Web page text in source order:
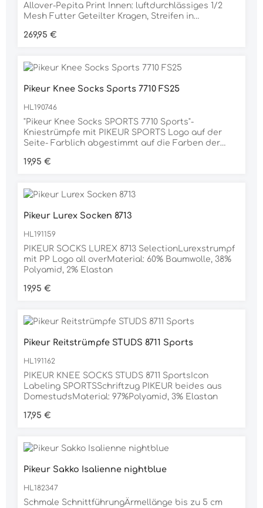
Allover-Pepita Print Innen: luftdurchlässiges 1/2
Mesh Futter Geteilter Kragen, Streifen in
Piping in Velourslederoptik Unter den Schlitzen:
Ärmel Tonig-mattes Ärmellogo Material 74%
Regulärer Preis:
269,95 €
Pikeur Knee Socks Sports 7710 FS25
HL190746
"Pikeur Knee Socks SPORTS 7710 Sports"-
Kniestrümpfe mit PIKEUR SPORTS Logo auf der
Seite- Farblich abgestimmt auf die Farben der
KollektionZusammensetzung: 98% Polyamid, 2%
Regulärer Preis:
19,95 €
Pikeur Lurex Socken 8713
HL191159
PIKEUR SOCKS LUREX 8713 SelectionLurexstrumpf
mit PP Logo all overMaterial: 60% Baumwolle, 38%
Polyamid, 2% Elastan
Regulärer Preis:
19,95 €
Pikeur Reitstrümpfe STUDS 8711 Sports
HL191162
PIKEUR KNEE SOCKS STUDS 8711 SportsIcon
Labeling SPORTSSchriftzug PIKEUR beides aus
DomestudsMaterial: 97%Polyamid, 3% Elastan
Regulärer Preis:
17,95 €
Pikeur Sakko Isalienne nightblue
HL182347
Schmale SchnittführungÄrmellänge bis zu 5 cm